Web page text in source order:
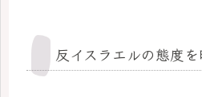
反イスラエルの態度